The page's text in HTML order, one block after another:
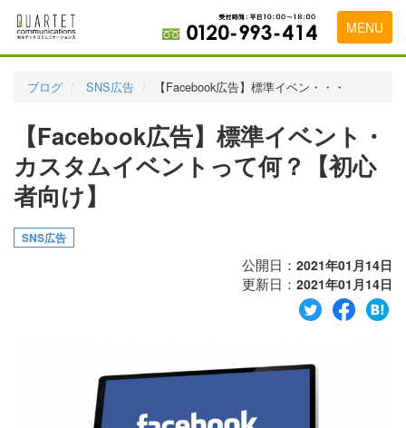
MENU
実績・お客様の声
初めて導入をお考えの方
ブログ SNS広告 【Facebook広告】標準イベン・・・
【Facebook広告】標準イベント・
カスタムイベントって何？【初心
者向け】
SNS広告
公開日： 2021年01月14日
更新日： 2021年01月14日